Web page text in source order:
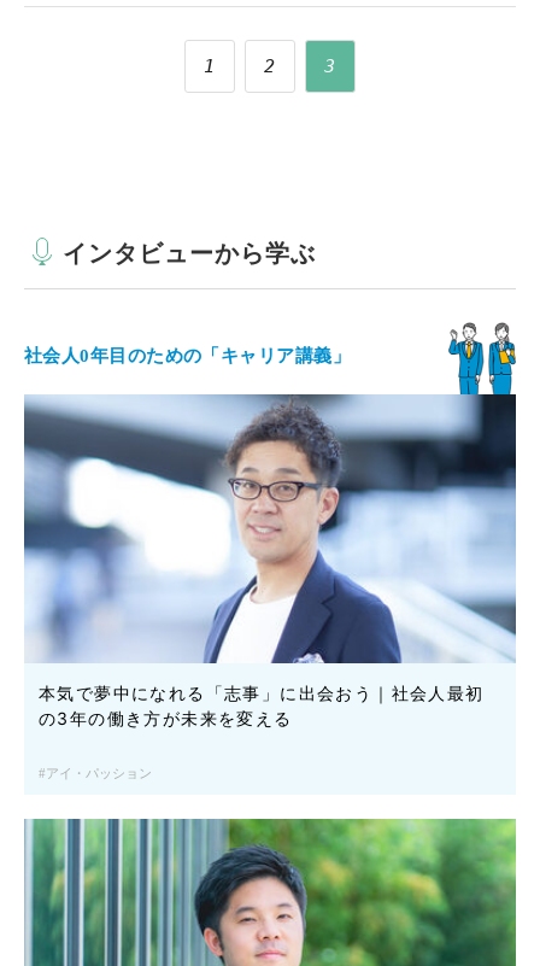
1 2 3
インタビューから学ぶ
社会人0年目のための「キャリア講義」
本気で夢中になれる「志事」に出会おう｜社会人最初
の3年の働き方が未来を変える
アイ・パッション